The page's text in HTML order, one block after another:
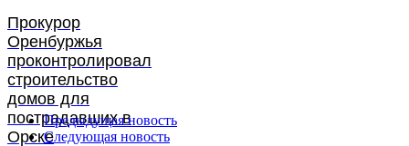
Прокурор
Оренбуржья
проконтролировал
строительство
домов для
пострадавших в
Орске
Предыдущая новость
Следующая новость